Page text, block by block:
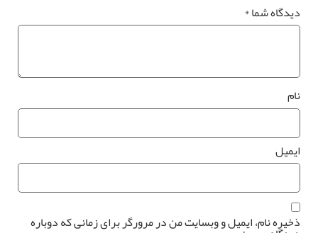
شما*
نام، ایمیل و وبسایت من در مرورگر برای زمانی که دوباره